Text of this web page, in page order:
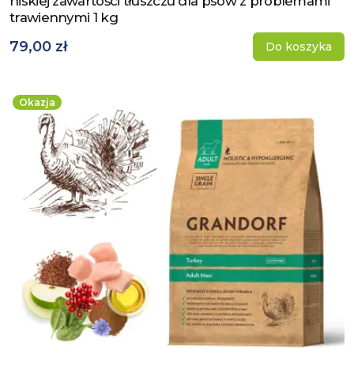
trawiennymi 1 kg
79,00 zł Do koszyka
Okazja